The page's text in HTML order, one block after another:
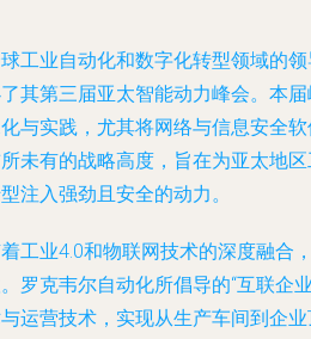
工业自动化和数字化转型领域的
其第三届亚太智能动力峰会。本
与实践，尤其将网络与信息安全
未有的战略高度，旨在为亚太地
注入强劲且安全的动力。
工业4.0和物联网技术的深度融合
罗克韦尔自动化所倡导的“互联企
运营技术，实现从生产车间到企